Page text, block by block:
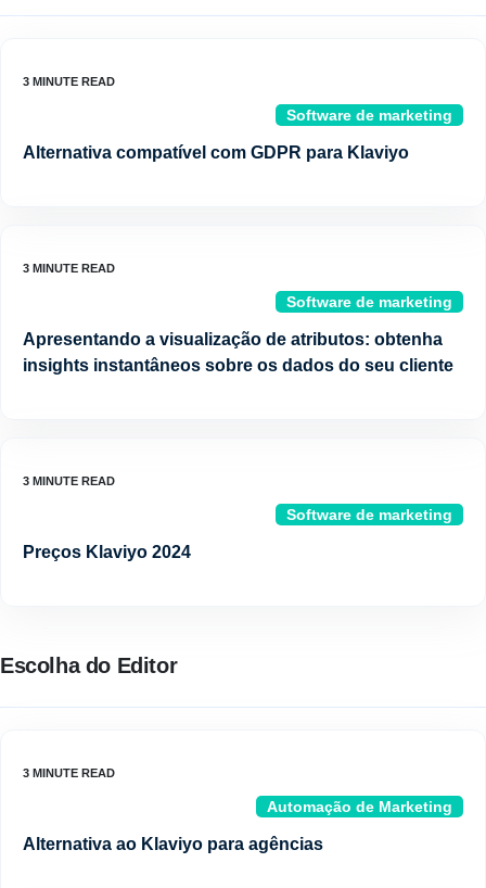
Software de marketing
Alternativa compatível com GDPR para Klaviyo
Software de marketing
Apresentando a visualização de atributos: obtenha
insights instantâneos sobre os dados do seu cliente
Software de marketing
Preços Klaviyo 2024
Escolha do Editor
Automação de Marketing
Alternativa ao Klaviyo para agências